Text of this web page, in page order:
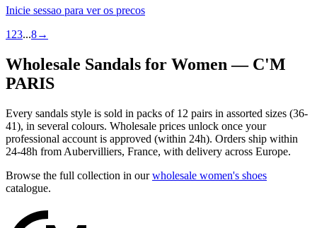
Inicie sessao para ver os precos
1 23...8→
Wholesale Sandals for Women — C'M
PARIS
Every sandals style is sold in packs of 12 pairs in assorted sizes (36-
41), in several colours. Wholesale prices unlock once your
professional account is approved (within 24h). Orders ship within
24-48h from Aubervilliers, France, with delivery across Europe.
Browse the full collection in our wholesale women's shoes
catalogue.